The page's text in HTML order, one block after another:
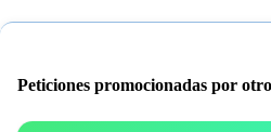
Peticiones promocionadas por